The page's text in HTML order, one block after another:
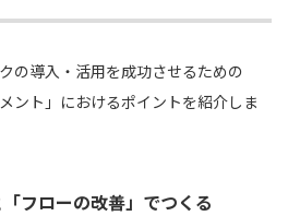
の導入・活用を成功させるための
ント」におけるポイントを紹介しま
フローの改善」でつくる